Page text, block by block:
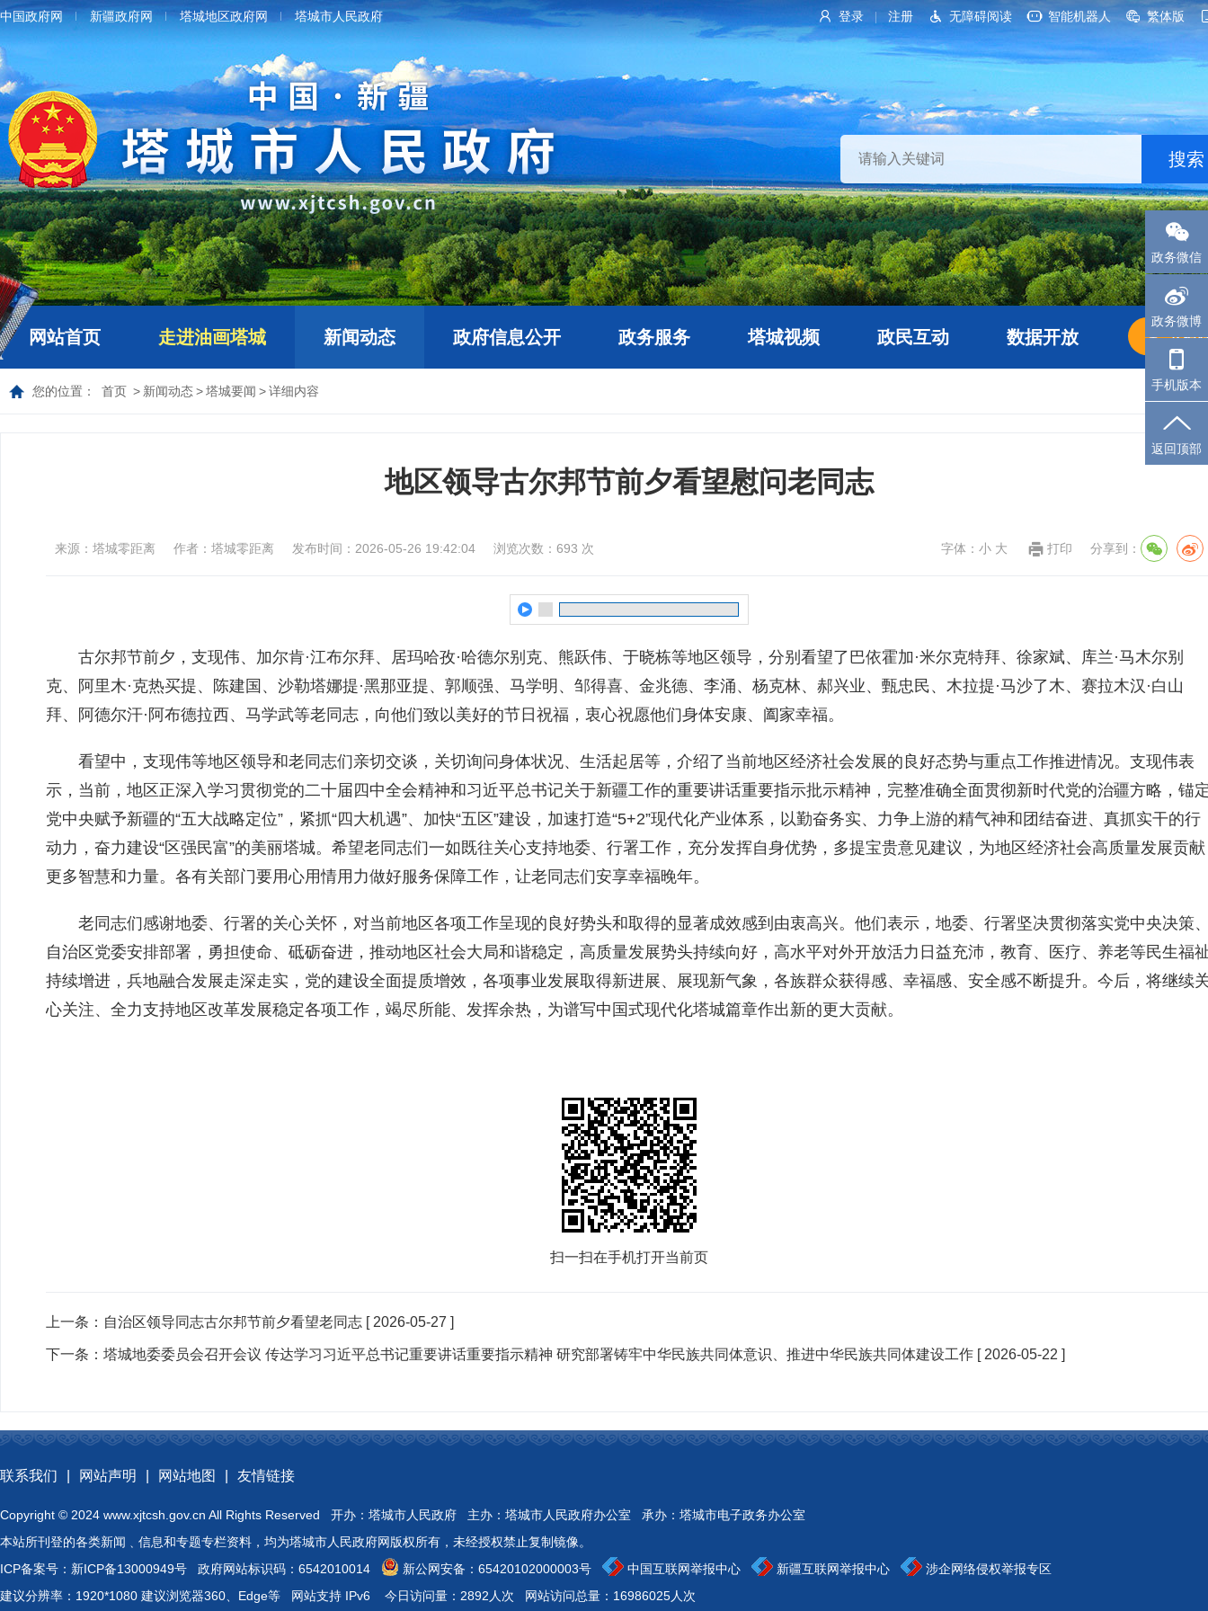
登录 注册 无障碍阅读 智能机器人 繁体版
中国政府网 新疆政府网 塔城地区政府网 塔城市人民政府
网站首页 走进油画塔城 新闻动态 政府信息公开 政务服务 塔城视频 政民互动 数据开放 长者
您的位置： 首页 > 新闻动态>塔城要闻 >详细内容
地区领导古尔邦节前夕看望慰问老同志
来源：塔城零距离 作者：塔城零距离 发布时间：2026-05-26 19:42:04 浏览次数： 693 次 字体： 小 大 打印 分享到：
古尔邦节前夕，支现伟、加尔肯·江布尔拜、居玛哈孜·哈德尔别克、熊跃伟、于晓栋等地区领导，分别看望了巴依霍加·米尔克特拜、徐家斌、库兰·马木尔别
克、阿里木·克热买提、陈建国、沙勒塔娜提·黑那亚提、郭顺强、马学明、邹得喜、金兆德、李涌、杨克林、郝兴业、甄忠民、木拉提·马沙了木、赛拉木汉·白山
拜、阿德尔汗·阿布德拉西、马学武等老同志，向他们致以美好的节日祝福，衷心祝愿他们身体安康、阖家幸福。
看望中，支现伟等地区领导和老同志们亲切交谈，关切询问身体状况、生活起居等，介绍了当前地区经济社会发展的良好态势与重点工作推进情况。支现伟表
示，当前，地区正深入学习贯彻党的二十届四中全会精神和习近平总书记关于新疆工作的重要讲话重要指示批示精神，完整准确全面贯彻新时代党的治疆方略，锚
党中央赋予新疆的“五大战略定位”，紧抓“四大机遇”、加快“五区”建设，加速打造“5+2”现代化产业体系，以勤奋务实、力争上游的精气神和团结奋进、真抓实干的行
动力，奋力建设“区强民富”的美丽塔城。希望老同志们一如既往关心支持地委、行署工作，充分发挥自身优势，多提宝贵意见建议，为地区经济社会高质量发展贡献
更多智慧和力量。各有关部门要用心用情用力做好服务保障工作，让老同志们安享幸福晚年。
老同志们感谢地委、行署的关心关怀，对当前地区各项工作呈现的良好势头和取得的显著成效感到由衷高兴。他们表示，地委、行署坚决贯彻落实党中央决策
自治区党委安排部署，勇担使命、砥砺奋进，推动地区社会大局和谐稳定，高质量发展势头持续向好，高水平对外开放活力日益充沛，教育、医疗、养老等民生福
持续增进，兵地融合发展走深走实，党的建设全面提质增效，各项事业发展取得新进展、展现新气象，各族群众获得感、幸福感、安全感不断提升。今后，将继续
心关注、全力支持地区改革发展稳定各项工作，竭尽所能、发挥余热，为谱写中国式现代化塔城篇章作出新的更大贡献。
扫一扫在手机打开当前页
上一条： 自治区领导同志古尔邦节前夕看望老同志 [ 2026-05-27 ]
下一条： 塔城地委委员会召开会议 传达学习习近平总书记重要讲话重要指示精神 研究部署铸牢中华民族共同体意识、推进中华民族共同体建设工作 [ 2026-05-22 ]
联系我们 网站声明 网站地图 友情链接
Copyright © 2024 www.xjtcsh.gov.cn All Rights Reserved 开办：塔城市人民政府 主办：塔城市人民政府办公室 承办：塔城市电子政务办公室
本站所刊登的各类新闻﹑信息和专题专栏资料，均为塔城市人民政府网版权所有，未经授权禁止复制镜像。
ICP备案号： 新ICP备13000949号 政府网站标识码：6542010014 新公网安备： 65420102000003号 中国互联网举报中心 新疆互联网举报中心
涉企网络侵权举报专区
建议分辨率：1920*1080 建议浏览器360、Edge等 网站支持 IPv6
今日访问量：2892人次 网站访问总量：16986025人次
政务微信
政务微博
手机版本
返回顶部